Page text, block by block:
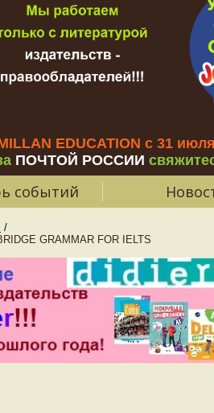
EDUCATION с 31 июля
ПОЧТОЙ РОССИИ
событий
/
GRAMMAR FOR IELTS